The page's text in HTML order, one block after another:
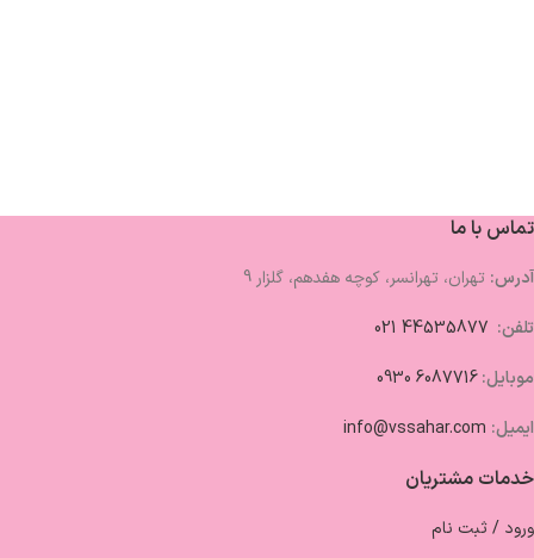
تماس با ما
آدرس: تهران، تهرانسر، کوچه هفدهم، گلزار 9
تلفن:
موبایل:6087716 0930
ایمیل: info@vssahar.com
خدمات مشتریان
ورود / ثبت نام